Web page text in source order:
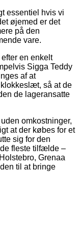
essentiel hvis vi
øjemed er det
på den
vare.
en enkelt
Sigga Teddy
af at
så at de
de lageransatte
omkostninger,
at der købes for et
sig for den
fleste tilfælde –
Grenaa
til at bringe